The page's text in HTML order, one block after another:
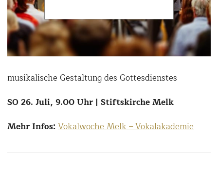
musikalische Gestaltung des Gottesdienstes
SO 26. Juli, 9.00 Uhr | Stiftskirche Melk
Mehr Infos:Vokalwoche Melk – Vokalakademie